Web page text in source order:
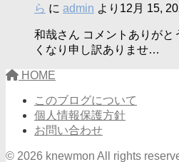
ら に admin より 12月 15,
和哉さん コメントありがと
くなり申し訳ありませ…
HOME
このブログについて
個人情報保護方針
お問い合わせ
© 2026 knewmon All rights